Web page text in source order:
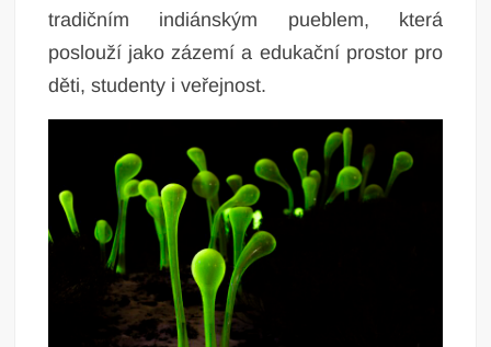
tradičním indiánským pueblem, která
poslouží jako zázemí a edukační prostor pro
děti, studenty i veřejnost.